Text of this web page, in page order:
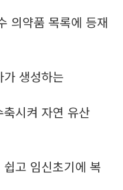
의약품 목록에 등재
생성하는
시켜 자연 유산
고 임신초기에 복